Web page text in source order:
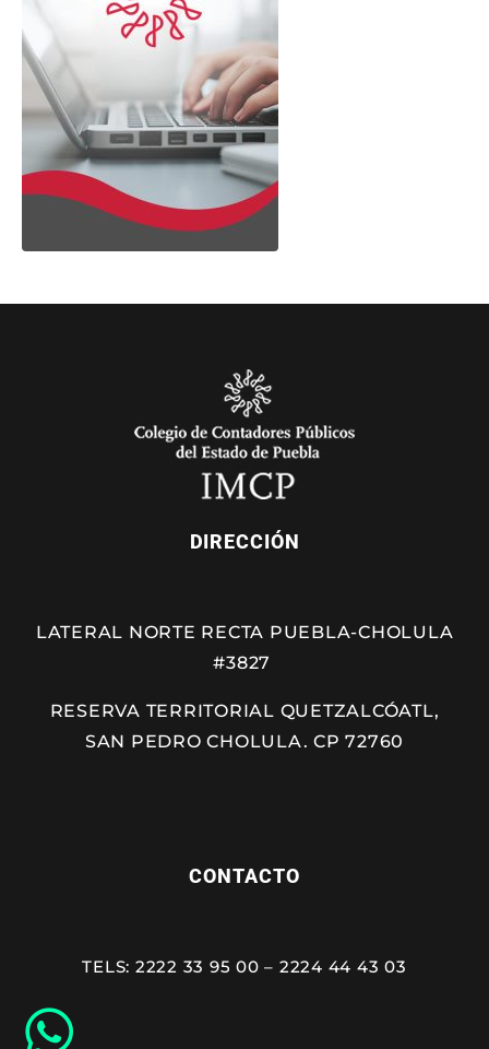
DIRECCIÓN
LATERAL NORTE RECTA PUEBLA-CHOLULA
#3827
RESERVA TERRITORIAL QUETZALCÓATL,
SAN PEDRO CHOLULA. CP 72760
CONTACTO
TELS: 2222 33 95 00 – 2224 44 43 03